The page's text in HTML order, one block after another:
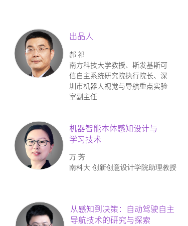
出品人
郝 祁
南方科技大学教授、斯发基斯可
信自主系统研究院执行院长、深
圳市机器人视觉与导航重点实验
室副主任
机器智能本体感知设计与
学习技术
万 芳
南科大 创新创意设计学院助理教授
从感知到决策：自动驾驶自主
导航技术的研究与探索